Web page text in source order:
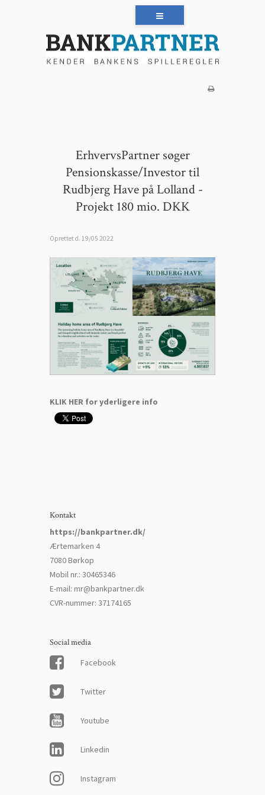
ErhvervsPartner søger
Pensionskasse/Investor til
Rudbjerg Have på Lolland -
Projekt 180 mio. DKK
Oprettet d. 19/05 2022
KLIK HER for yderligere info
Kontakt
https://bankpartner.dk/
Ærtemarken 4
7080 Børkop
Mobil nr.: 30465346
E-mail: mr@bankpartner.dk
CVR-nummer: 37174165
Social media
Facebook
Twitter
Youtube
Linkedin
Instagram